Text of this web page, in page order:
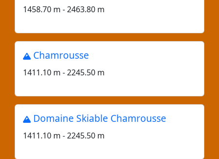
1458.70 m - 2463.80 m
Chamrousse
1411.10 m - 2245.50 m
Domaine Skiable Chamrousse
1411.10 m - 2245.50 m